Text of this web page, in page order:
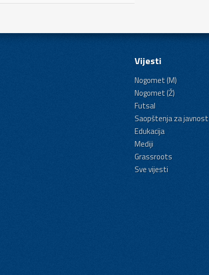
Vijesti
Nogomet (M)
Nogomet (Ž)
Futsal
Saopštenja za javnost
Edukacija
Mediji
Grassroots
Sve vijesti